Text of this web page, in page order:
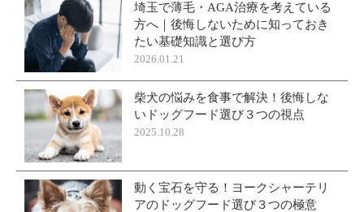
埼玉で薄毛・AGA治療を考えている
方へ｜後悔しないために知っておき
たい基礎知識と選び方
2026.01.21
柴犬の悩みを食事で解決！後悔しな
いドッグフード選び３つの視点
2025.10.28
動く宝石を守る！ヨークシャーテリ
アのドッグフード選び３つの極意